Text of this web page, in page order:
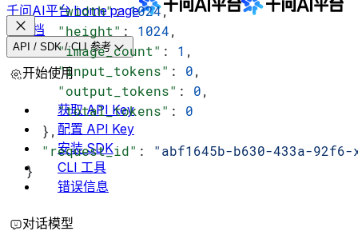
    "width"
: 1024,
    "height"
: 1024,
    "image_count"
: 1 ,
    "input_tokens"
: 0,
    "output_tokens"
: 0,
    "total_tokens"
: 0
  },
  "request_id"
: "abf1645b-b630-433a-
}
千问AI平台home page
文档
API / SDK / CLI 参考
开始使用
获取 API Key
配置 API Key
安装 SDK
CLI 工具
错误信息
对话模型